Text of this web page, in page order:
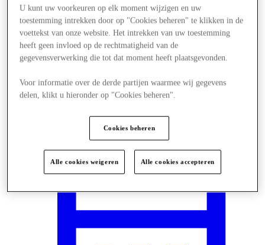
U kunt uw voorkeuren op elk moment wijzigen en uw
toestemming intrekken door op "Cookies beheren" te klikken in de
voettekst van onze website. Het intrekken van uw toestemming
heeft geen invloed op de rechtmatigheid van de
gegevensverwerking die tot dat moment heeft plaatsgevonden.
Voor informatie over de derde partijen waarmee wij gegevens
delen, klikt u hieronder op "Cookies beheren".
Cookies beheren
Alle cookies weigeren Alle cookies accepteren